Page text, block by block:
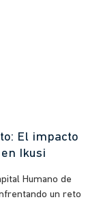
El impacto
Ikusi
Humano de
un reto